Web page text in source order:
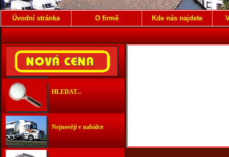
Úvodní stránka O firmě Kde nás najdete
HLEDAT...
Nejnověji v nabídce